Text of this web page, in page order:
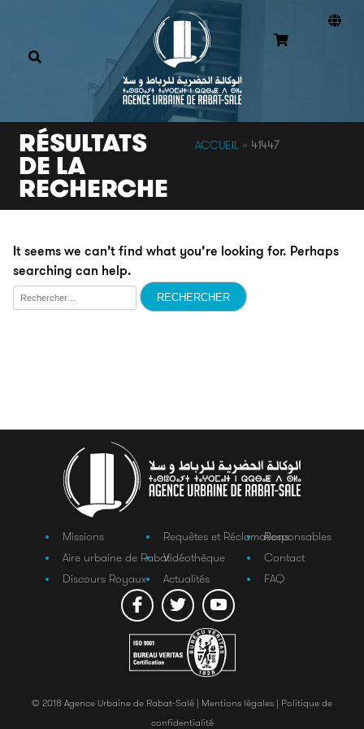
RÉSULTATS
DE LA
RECHERCHE
ACCUEIL » 41447
It seems we can’t find what you’re looking for. Perhaps
searching can help.
Rechercher :
Missions
Aire urbaine de Rabat
Discours Royaux
Requêtes et Réclamations
Vidéothèque
Actualités
Responsables
Contact
FAQ
© 2018 Agence Urbaine de Rabat-Salé | Mentions légales | Politique de
confidentialité